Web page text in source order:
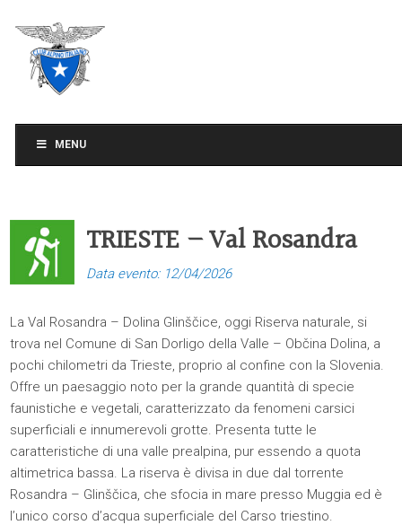
MENU
TRIESTE – Val Rosandra
Data evento: 12/04/2026
La Val Rosandra – Dolina Glinščice, oggi Riserva naturale, si
trova nel Comune di San Dorligo della Valle – Občina Dolina, a
pochi chilometri da Trieste, proprio al confine con la Slovenia.
Offre un paesaggio noto per la grande quantità di specie
faunistiche e vegetali, caratterizzato da fenomeni carsici
superficiali e innumerevoli grotte. Presenta tutte le
caratteristiche di una valle prealpina, pur essendo a quota
altimetrica bassa. La riserva è divisa in due dal torrente
Rosandra – Glinščica, che sfocia in mare presso Muggia ed è
l’unico corso d’acqua superficiale del Carso triestino.